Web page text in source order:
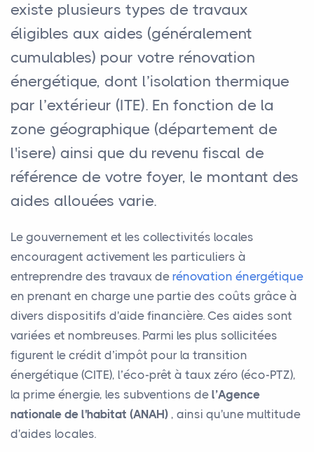
existe plusieurs types de travaux
éligibles aux aides (généralement
cumulables) pour votre rénovation
énergétique, dont l’isolation thermique
par l’extérieur (ITE). En fonction de la
zone géographique (département de
l'isere) ainsi que du revenu fiscal de
référence de votre foyer, le montant des
aides allouées varie.
Le gouvernement et les collectivités locales
encouragent activement les particuliers à
entreprendre des travaux de rénovation énergétique
en prenant en charge une partie des coûts grâce à
divers dispositifs d'aide financière. Ces aides sont
variées et nombreuses. Parmi les plus sollicitées
figurent le crédit d’impôt pour la transition
énergétique (CITE), l’éco-prêt à taux zéro (éco-PTZ),
la prime énergie, les subventions de l’Agence
nationale de l'habitat (ANAH) , ainsi qu'une multitude
d'aides locales.